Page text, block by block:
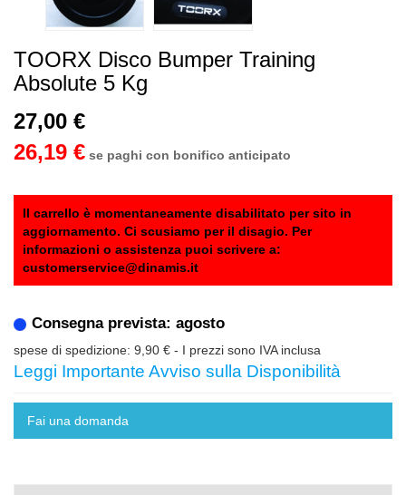
TOORX Disco Bumper Training
Absolute 5 Kg
27,00 €
26,19 € se paghi con bonifico anticipato
Il carrello è momentaneamente disabilitato per sito in
aggiornamento. Ci scusiamo per il disagio. Per
informazioni o assistenza puoi scrivere a:
customerservice@dinamis.it
Consegna prevista: agosto
spese di spedizione: 9,90 € - I prezzi sono IVA inclusa
Leggi Importante Avviso sulla Disponibilità
Fai una domanda